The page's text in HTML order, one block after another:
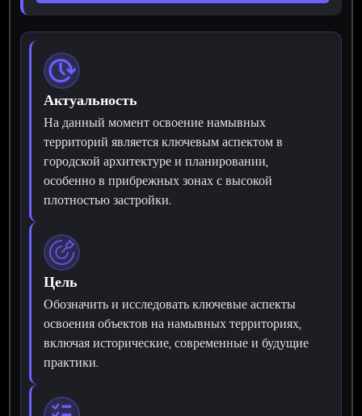
Актуальность
На данный момент освоение намывных
территорий является ключевым аспектом в
городской архитектуре и планировании,
особенно в прибрежных зонах с высокой
плотностью застройки.
Цель
Обозначить и исследовать ключевые аспекты
освоения объектов на намывных территориях,
включая исторические, современные и будущие
практики.